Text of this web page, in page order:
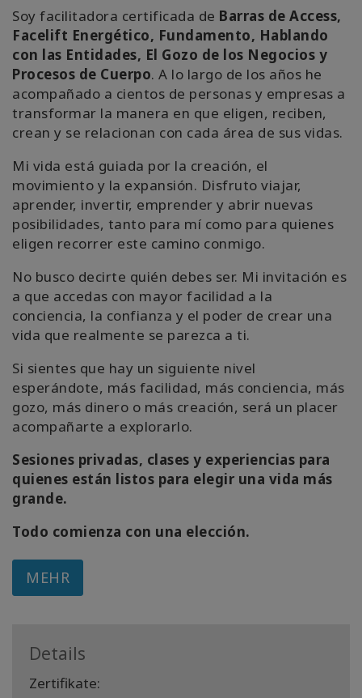
Soy facilitadora certificada de Barras de Access,
Facelift Energético, Fundamento, Hablando
con las Entidades, El Gozo de los Negocios y
Procesos de Cuerpo. A lo largo de los años he
acompañado a cientos de personas y empresas a
transformar la manera en que eligen, reciben,
crean y se relacionan con cada área de sus vidas.
Mi vida está guiada por la creación, el
movimiento y la expansión. Disfruto viajar,
aprender, invertir, emprender y abrir nuevas
posibilidades, tanto para mí como para quienes
eligen recorrer este camino conmigo.
No busco decirte quién debes ser. Mi invitación es
a que accedas con mayor facilidad a la
conciencia, la confianza y el poder de crear una
vida que realmente se parezca a ti.
Si sientes que hay un siguiente nivel
esperándote, más facilidad, más conciencia, más
gozo, más dinero o más creación, será un placer
acompañarte a explorarlo.
Sesiones privadas, clases y experiencias para
quienes están listos para elegir una vida más
grande.
Todo comienza con una elección.
MEHR
Details
Zertifikate: